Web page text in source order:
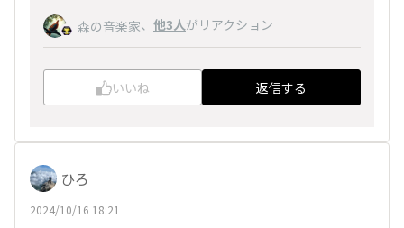
森の音楽家、 他3人がリアクション
いいね 返信する
ひろ
2024/10/16 18:21